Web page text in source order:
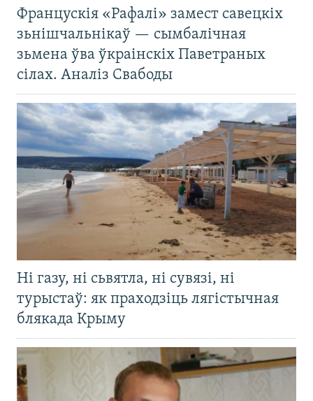
Францускія «Рафалі» замест савецкіх
зьнішчальнікаў — сымбалічная
зьмена ўва ўкраінскіх Паветраных
сілах. Аналіз Свабоды
Ні газу, ні сьвятла, ні сувязі, ні
турыстаў: як праходзіць лягістычная
блякада Крыму